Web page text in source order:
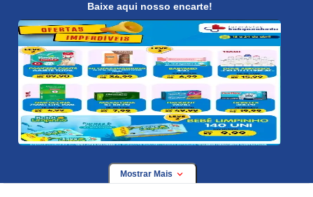
Baixe aqui nosso encarte!
Mostrar Mais